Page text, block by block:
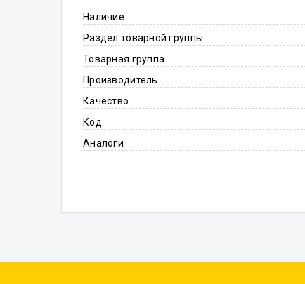
Наличие
Раздел товарной группы
Товарная группа
Производитель
Качество
Код
Аналоги